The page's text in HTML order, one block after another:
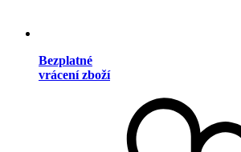
Bezplatné
vrácení zboží